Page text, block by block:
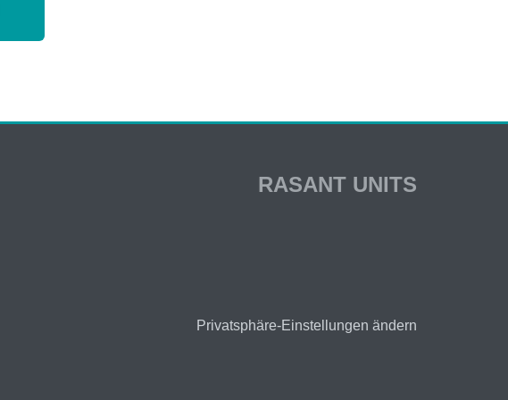
RASANT UNITS
Privatsphäre-Einstellungen ändern